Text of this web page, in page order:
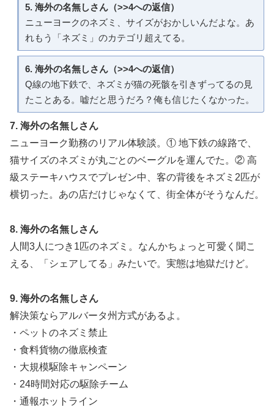
5. 海外の名無しさん（>>4への返信）
ニューヨークのネズミ、サイズがおかしいんだよな。あ
れもう「ネズミ」のカテゴリ超えてる。
6. 海外の名無しさん（>>4への返信）
Q線の地下鉄で、ネズミが猫の死骸を引きずってるの見
たことある。嘘だと思うだろ？俺も信じたくなかった。
7. 海外の名無しさん
ニューヨーク勤務のリアル体験談。① 地下鉄の線路で、
猫サイズのネズミが丸ごとのベーグルを運んでた。② 高
級ステーキハウスでプレゼン中、客の背後をネズミ2匹が
横切った。あの店だけじゃなくて、街全体がそうなんだ。
8. 海外の名無しさん
人間3人につき1匹のネズミ。なんかちょっと可愛く聞こ
える、「シェアしてる」みたいで。実態は地獄だけど。
9. 海外の名無しさん
解決策ならアルバータ州方式があるよ。
・ペットのネズミ禁止
・食料貨物の徹底検査
・大規模駆除キャンペーン
・24時間対応の駆除チーム
・通報ホットライン